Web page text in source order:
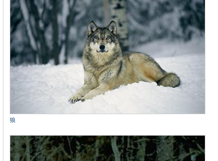
狼